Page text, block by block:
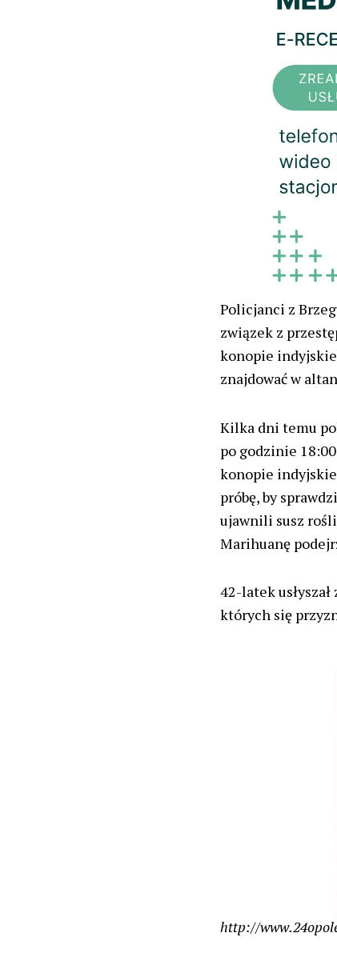
Policjanci z
związek z
konopie
znajdować w
Kilka dni temu
po godzinie
konopie
próbę, by
ujawnili susz
Marihuanę
42-latek
których się
http://